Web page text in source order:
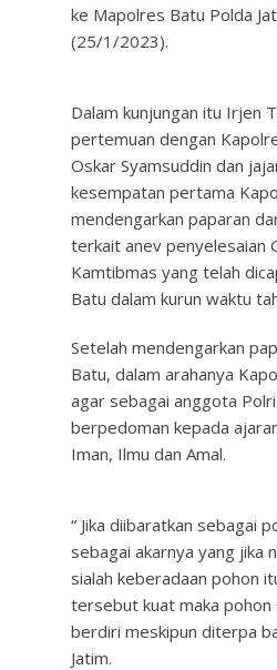
ke Mapolres Batu Polda
(25/1/2023).
Dalam kunjungan itu Irjen
pertemuan dengan
Oskar Syamsuddin dan
kesempatan pertama
mendengarkan paparan
terkait anev penyelesaian
Kamtibmas yang telah
Batu dalam kurun waktu
Setelah mendengarkan
Batu, dalam arahanya
agar sebagai anggota
berpedoman kepada
Iman, Ilmu dan Amal.
“ Jika diibaratkan sebagai
sebagai akarnya yang jika
sialah keberadaan pohon
tersebut kuat maka pohon
berdiri meskipun diterpa
Jatim.